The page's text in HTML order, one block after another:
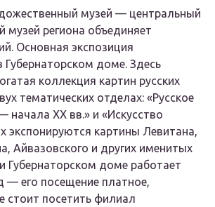
музей — центральный
музей региона объединяет
Основная экспозиция
Губернаторском доме. Здесь
коллекция картин русских
тематических отделах: «Русское
начала XX вв.» и «Искусство
экспонируются картины Левитана,
Айвазовского и других именитых
Губернаторском доме работает
— его посещение платное,
стоит посетить филиал